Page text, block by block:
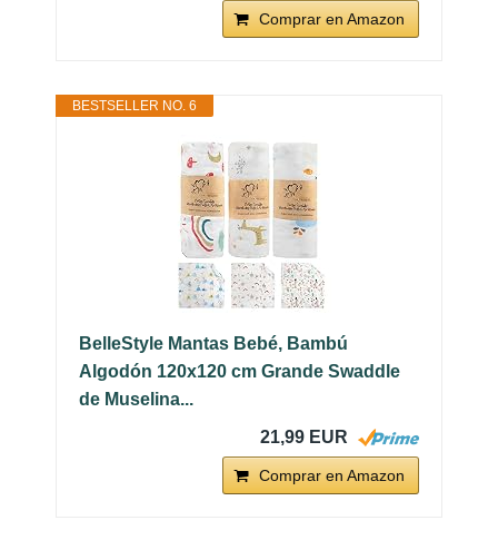
Comprar en Amazon
BESTSELLER NO. 6
BelleStyle Mantas Bebé, Bambú
Algodón 120x120 cm Grande Swaddle
de Muselina...
21,99 EUR
Comprar en Amazon